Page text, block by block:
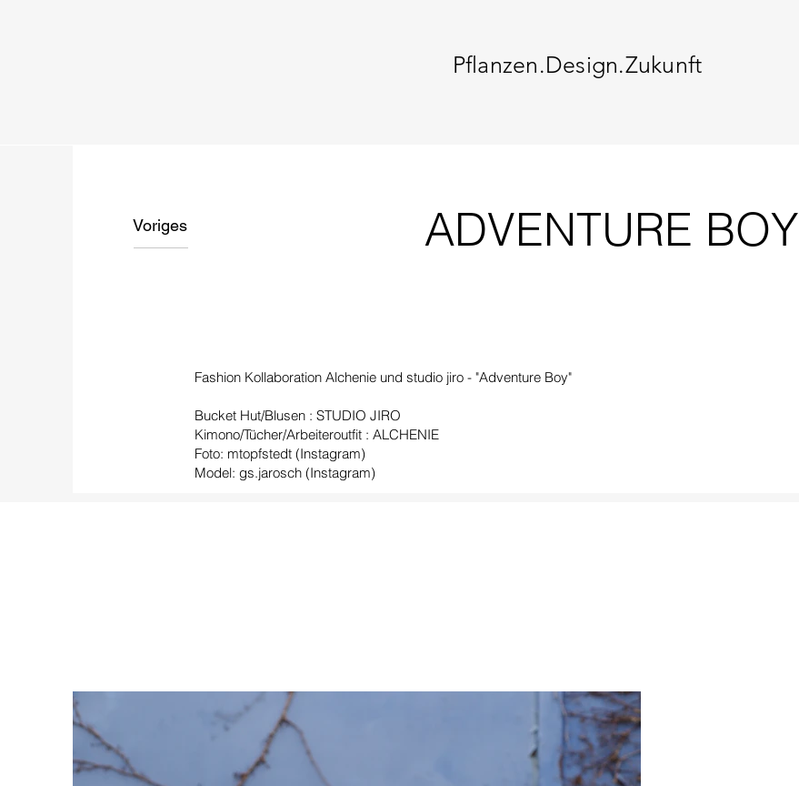
Pflanzen.Design.Zukunft
Voriges ADVENTURE BOY
Fashion Kollaboration Alchenie und studio jiro - "Adventure Boy"
Bucket Hut/Blusen : STUDIO JIRO
Kimono/Tücher/Arbeiteroutfit : ALCHENIE
Foto: mtopfstedt (Instagram)
Model: gs.jarosch (Instagram)